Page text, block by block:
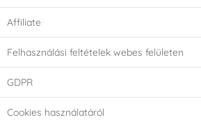
Affiliate
Felhasználási feltételek webes felületen
GDPR
Cookies használatáról